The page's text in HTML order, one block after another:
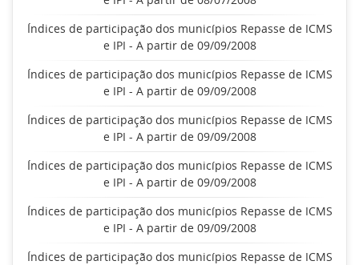
Índices de participação dos municípios Repasse de ICMS
e IPI - A partir de 09/09/2008
Índices de participação dos municípios Repasse de ICMS
e IPI - A partir de 09/09/2008
Índices de participação dos municípios Repasse de ICMS
e IPI - A partir de 09/09/2008
Índices de participação dos municípios Repasse de ICMS
e IPI - A partir de 09/09/2008
Índices de participação dos municípios Repasse de ICMS
e IPI - A partir de 09/09/2008
Índices de participação dos municípios Repasse de ICMS